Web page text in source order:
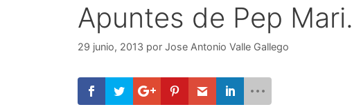
Apuntes de Pep Mari.
29 junio, 2013 por Jose Antonio Valle Gallego